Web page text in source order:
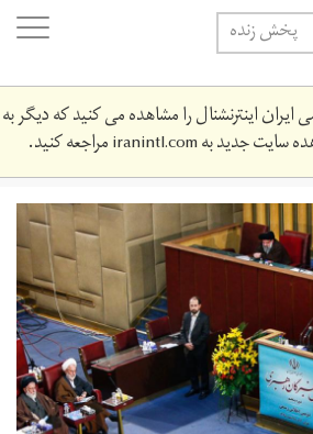
پخش زنده
اینترنشنال را مشاهده می کنید که دیگر به
سایت جدید بهiranintl.comمراجعه کنید.